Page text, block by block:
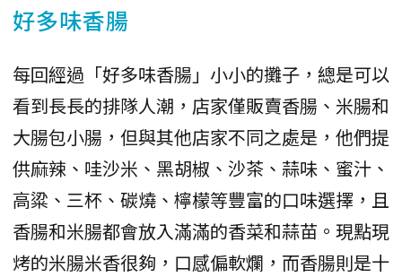
好多味香腸
每回經過「好多味香腸」小小的攤子，總是可以
看到長長的排隊人潮，店家僅販賣香腸、米腸和
大腸包小腸，但與其他店家不同之處是，他們提
供麻辣、哇沙米、黑胡椒、沙茶、蒜味、蜜汁、
高粱、三杯、碳燒、檸檬等豐富的口味選擇，且
香腸和米腸都會放入滿滿的香菜和蒜苗。現點現
烤的米腸米香很夠，口感偏軟爛，而香腸則是十